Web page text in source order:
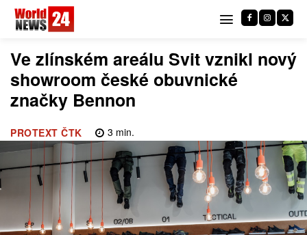
Ve zlínském areálu Svit vznikl nový
showroom české obuvnické
značky Bennon
PROTEXT ČTK 3 min.